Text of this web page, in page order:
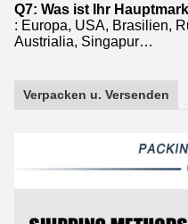
Q7: Was ist Ihr
: Europa, USA, Brasilien,
Austrialia, Singapur…
Verpacken u. Versenden